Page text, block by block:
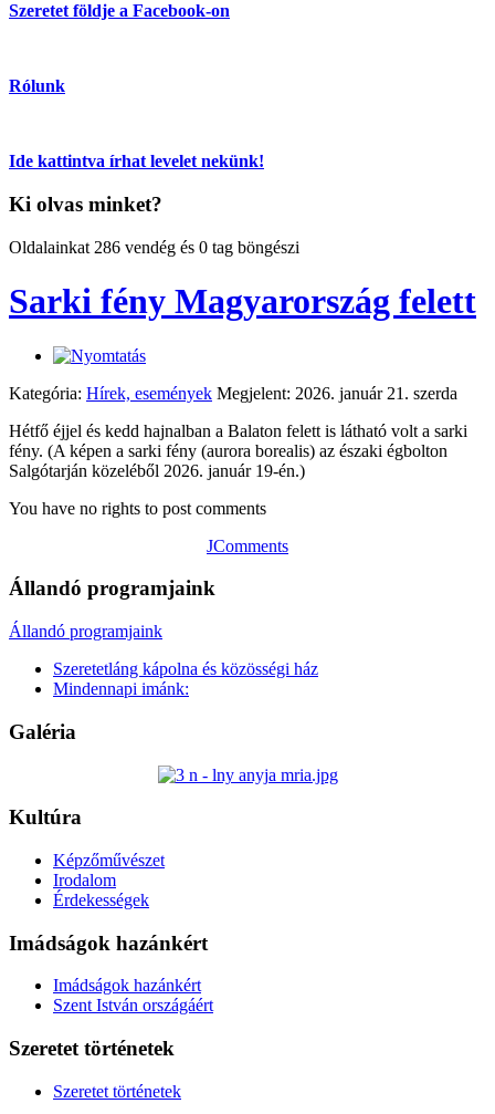
Szeretet földje a Facebook-on
Rólunk
Ide kattintva írhat levelet nekünk!
Ki olvas minket?
Oldalainkat 286 vendég és 0 tag böngészi
Sarki fény Magyarország felett
Kategória: Hírek, események Megjelent: 2026. január 21. szerda
Hétfő éjjel és kedd hajnalban a Balaton felett is látható volt a sarki
fény. (A képen a sarki fény (aurora borealis) az északi égbolton
Salgótarján közeléből 2026. január 19-én.)
You have no rights to post comments
JComments
Állandó programjaink
Állandó programjaink
Szeretetláng kápolna és közösségi ház
Mindennapi imánk:
Galéria
Kultúra
Képzőművészet
Irodalom
Érdekességek
Imádságok hazánkért
Imádságok hazánkért
Szent István országáért
Szeretet történetek
Szeretet történetek